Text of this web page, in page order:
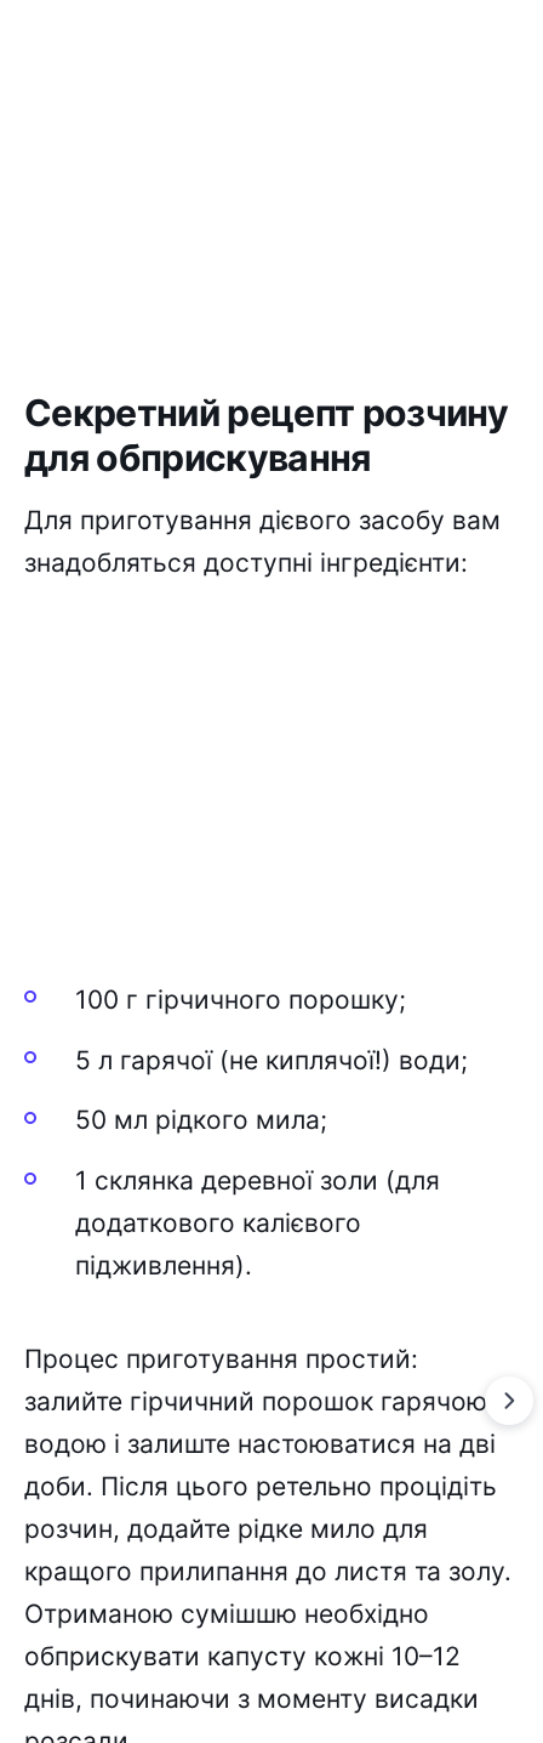
Секретний рецепт розчину
для обприскування
Для приготування дієвого засобу вам
знадобляться доступні інгредієнти:
100 г гірчичного порошку;
5 л гарячої (не киплячої!) води;
50 мл рідкого мила;
1 склянка деревної золи (для
додаткового калієвого
підживлення).
Процес приготування простий:
залийте гірчичний порошок гарячою
водою і залиште настоюватися на дві
доби. Після цього ретельно процідіть
розчин, додайте рідке мило для
кращого прилипання до листя та золу.
Отриманою сумішшю необхідно
обприскувати капусту кожні 10–12
днів, починаючи з моменту висадки